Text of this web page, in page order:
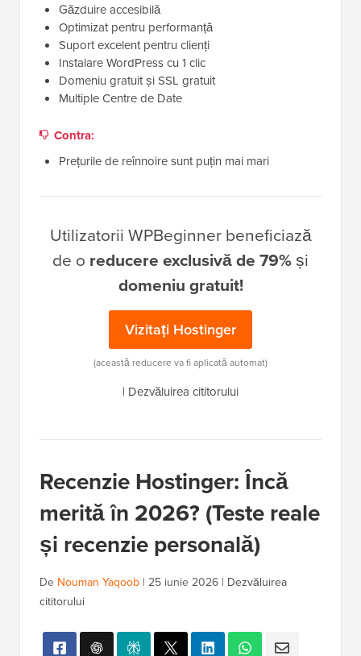
Găzduire accesibilă
Optimizat pentru performanță
Suport excelent pentru clienți
Instalare WordPress cu 1 clic
Domeniu gratuit și SSL gratuit
Multiple Centre de Date
Contra:
Prețurile de reînnoire sunt puțin mai mari
Utilizatorii WPBeginner beneficiază
de o reducere exclusivă de 79%și
domeniu gratuit!
Vizitați Hostinger
(această reducere va fi aplicată automat)
| Dezvăluirea cititorului
Recenzie Hostinger: Încă
merită în 2026? (Teste reale
și recenzie personală)
De Nouman Yaqoob | 25 iunie 2026 | Dezvăluirea
cititorului